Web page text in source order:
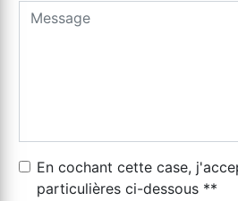
En cochant cette case,
particulières ci-dessous **